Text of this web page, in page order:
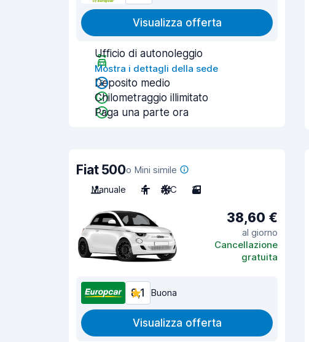
Visualizza offerta
Ufficio di autonoleggio
Mostra i dettagli della sede
Deposito medio
Chilometraggio illimitato
Paga una parte ora
Fiat 500o Mini simile
Manuale
4 A/C 3
38,60 €
al giorno
Cancellazione
gratuita
8,1 Buona
Visualizza offerta